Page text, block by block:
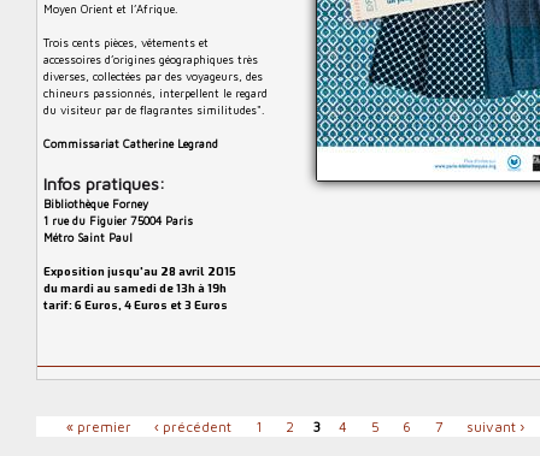
Moyen Orient et l’Afrique.
Trois cents pièces, vêtements et
accessoires d’origines géographiques très
diverses, collectées par des voyageurs, des
chineurs passionnés, interpellent le regard
du visiteur par de flagrantes similitudes".
Commissariat Catherine Legrand
Infos pratiques:
Bibliothèque Forney
1 rue du Figuier 75004 Paris
Métro Saint Paul
Exposition jusqu'au 28 avril 2015
du mardi au samedi de 13h à 19h
tarif: 6 Euros, 4 Euros et 3 Euros
« premier ‹ précédent 1 2 3 4 5 6 7 suivant ›